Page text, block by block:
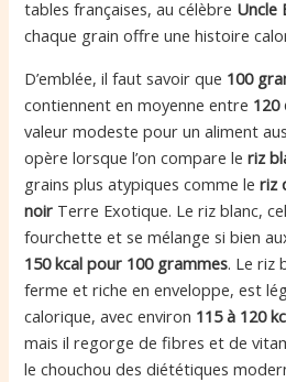
tables françaises, au célèbre Uncle
chaque grain offre une histoire
D’emblée, il faut savoir que 100
contiennent en moyenne entre 120
valeur modeste pour un aliment
opère lorsque l’on compare leriz
grains plus atypiques comme leriz
noir Terre Exotique. Le riz blanc,
fourchette et se mélange si bien
150 kcal pour 100 grammes. Le riz
ferme et riche en enveloppe, est
calorique, avec environ 115 à 120
mais il regorge de fibres et de
le chouchou des diététiques